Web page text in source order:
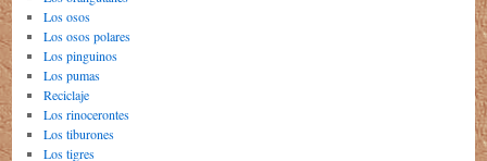
Los osos
Los osos polares
Los pinguinos
Los pumas
Reciclaje
Los rinocerontes
Los tiburones
Los tigres